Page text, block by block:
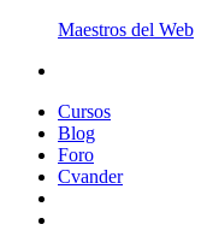
Maestros del Web
Cursos
Blog
Foro
Cvander